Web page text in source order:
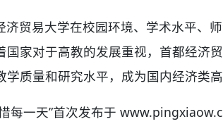
济贸易大学在校园环境、学术水平、
国家对于高教的发展重视，首都经济
质量和研究水平，成为国内经济类高
每一天”首次发布于